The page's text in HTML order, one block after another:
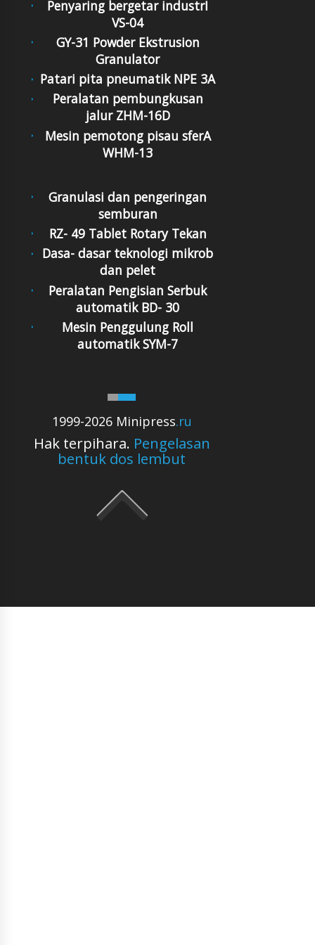
Penyaring bergetar industrI
VS-04
GY-31 Powder Ekstrusion
Granulator
Patari pita pneumatik NPE 3A
Peralatan pembungkusan
jalur ZHM-16D
Mesin pemotong pisau sferA
WHM-13
1999-2026 Minipress.ru
Hak terpihara. Pengelasan
bentuk dos lembut
Granulasi dan pengeringan
semburan
RZ- 49 Tablet Rotary Tekan
Dasa- dasar teknologi mikrob
dan pelet
Peralatan Pengisian Serbuk
automatik BD- 30
Mesin Penggulung Roll
automatik SYM-7